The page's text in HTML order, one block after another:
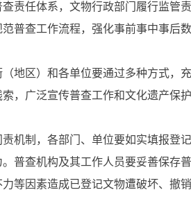
责任体系，文物行政部门履行监管
普查工作流程，强化事前事中事后
地区）和各单位要通过多种方式，
，广泛宣传普查工作和文化遗产保
机制，各部门、单位要如实填报登
普查机构及其工作人员要妥善保存
等因素造成已登记文物遭破坏、撤